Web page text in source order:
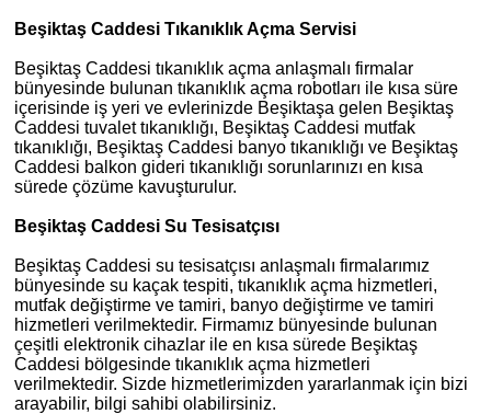
Beşiktaş Caddesi Tıkanıklık Açma Servisi
Beşiktaş Caddesi tıkanıklık açma anlaşmalı firmalar
bünyesinde bulunan tıkanıklık açma robotları ile kısa süre
içerisinde iş yeri ve evlerinizde Beşiktaşa gelen Beşiktaş
Caddesi tuvalet tıkanıklığı, Beşiktaş Caddesi mutfak
tıkanıklığı, Beşiktaş Caddesi banyo tıkanıklığı ve Beşiktaş
Caddesi balkon gideri tıkanıklığı sorunlarınızı en kısa
sürede çözüme kavuşturulur.
Beşiktaş Caddesi Su Tesisatçısı
Beşiktaş Caddesi su tesisatçısı anlaşmalı firmalarımız
bünyesinde su kaçak tespiti, tıkanıklık açma hizmetleri,
mutfak değiştirme ve tamiri, banyo değiştirme ve tamiri
hizmetleri verilmektedir. Firmamız bünyesinde bulunan
çeşitli elektronik cihazlar ile en kısa sürede Beşiktaş
Caddesi bölgesinde tıkanıklık açma hizmetleri
verilmektedir. Sizde hizmetlerimizden yararlanmak için bizi
arayabilir, bilgi sahibi olabilirsiniz.